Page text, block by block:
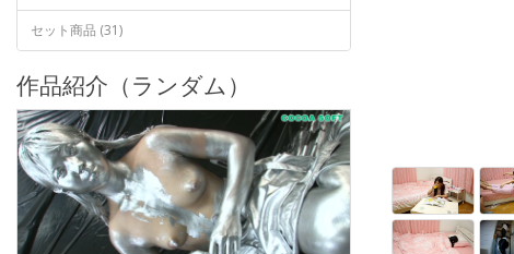
セット商品 (31)
作品紹介（ランダム）